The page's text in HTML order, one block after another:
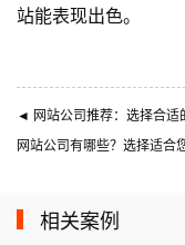
站能表现出色。
◄ 网站公司推荐：选择合
网站公司有哪些？选择适合
相关案例